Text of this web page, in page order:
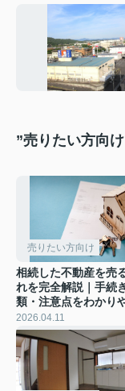
”売りたい方向
売りたい方向け
相続した不動産を売
れを完全解説｜手続
類・注意点をわかり
2026.04.11